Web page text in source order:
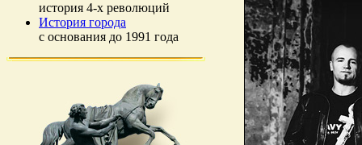
история 4-х революций
История города
с основания до 1991 года